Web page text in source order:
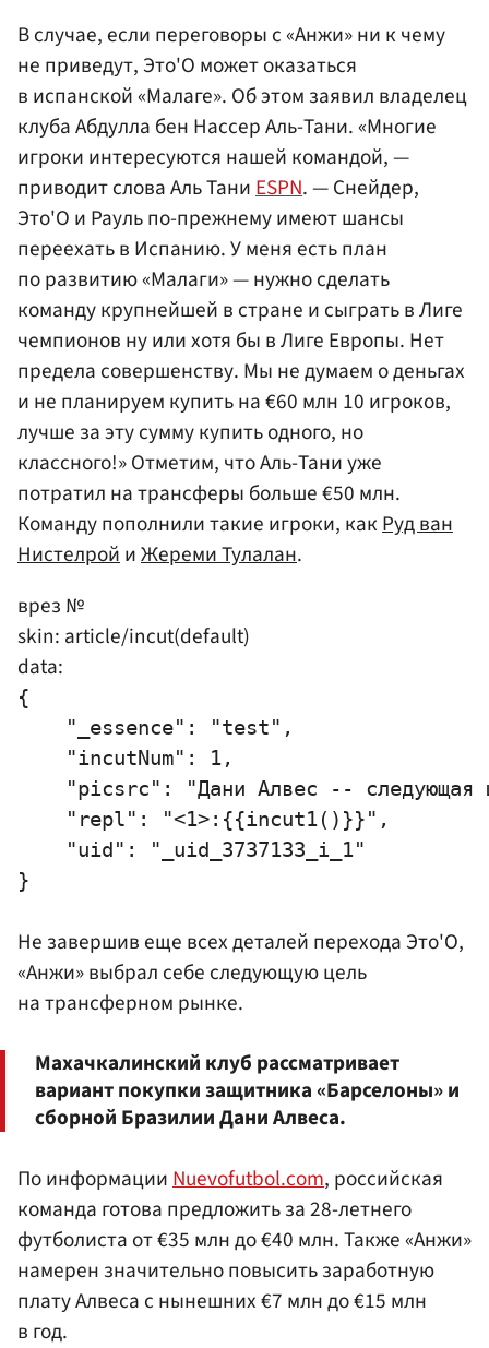
В случае, если переговоры с «Анжи» ни к чему
не приведут, Это'О может оказаться
в испанской «Малаге». Об этом заявил владелец
клуба Абдулла бен Нассер Аль-Тани. «Многие
игроки интересуются нашей командой, —
приводит слова Аль ТаниESPN. — Снейдер,
Это'О и Рауль по-прежнему имеют шансы
переехать в Испанию. У меня есть план
по развитию «Малаги» — нужно сделать
команду крупнейшей в стране и сыграть в Лиге
чемпионов ну или хотя бы в Лиге Европы. Нет
предела совершенству. Мы не думаем о деньгах
и не планируем купить на €60 млн 10 игроков,
лучше за эту сумму купить одного, но
классного!» Отметим, что Аль-Тани уже
потратил на трансферы больше €50 млн.
Команду пополнили такие игроки, какРуд ван
НистелройиЖереми Тулалан.
врез №
skin: article/incut(default)
data:
{
    "_essence": "test",
    "incutNum": 1,
"picsrc": "Дани Алвес -- следующая
    "repl": "<1>:{{incut1()}}",
    "uid": "_uid_3737133_i_1"
Не завершив еще всех деталей перехода Это'О,
«Анжи» выбрал себе следующую цель
на трансферном рынке.
Махачкалинский клуб рассматривает
вариант покупки защитника «Барселоны» и
сборной Бразилии Дани Алвеса.
По информацииNuevofutbol.com, российская
команда готова предложить за 28-летнего
футболиста от €35 млн до €40 млн. Также «Анжи»
намерен значительно повысить заработную
плату Алвеса с нынешних €7 млн до €15 млн
в год.